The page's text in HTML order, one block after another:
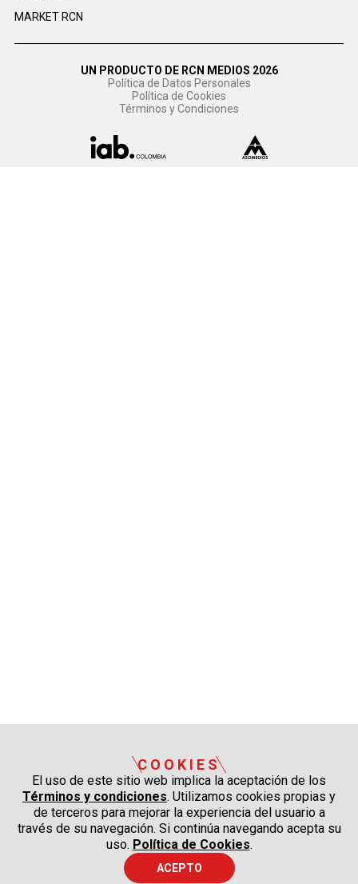
MARKET RCN
UN PRODUCTO DE RCN MEDIOS 2026
Política de Datos Personales
Política de Cookies
Términos y Condiciones
COOKIES
El uso de este sitio web implica la aceptación de los
Términos y condiciones. Utilizamos cookies propias y
de terceros para mejorar la experiencia del usuario a
través de su navegación. Si continúa navegando acepta su
uso. Política de Cookies.
ACEPTO